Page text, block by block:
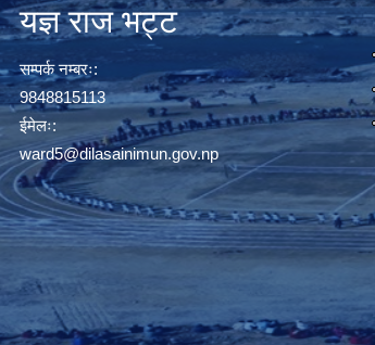
यज्ञ राज भट्ट
सम्पर्क नम्बरः:
9848815113
ईमेलः:
ward5@dilasainimun.gov.np